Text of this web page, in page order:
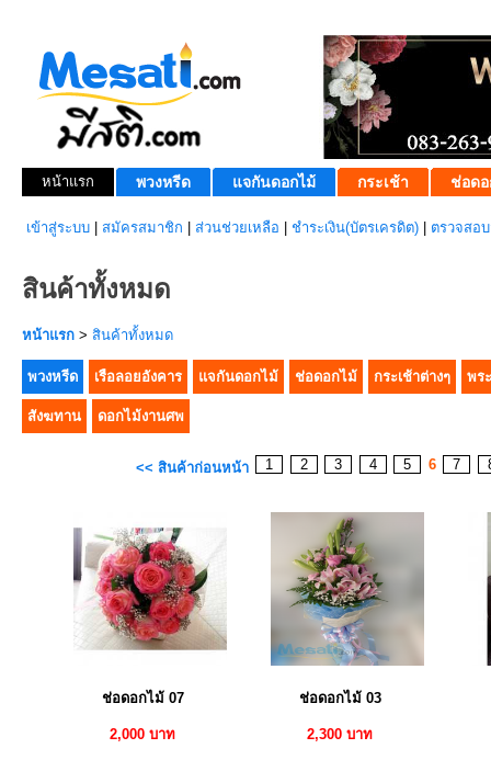
หน้าแรก พวงหรีด แจกันดอกไม้ กระเช้า ช่อดอ
เข้าสู่ระบบ สมัครสมาชิก ส่วนช่วยเหลือ ชำระเงิน(บัตรเครดิต) ตรวจสอ
สินค้าทั้งหมด
หน้าแรก > สินค้าทั้งหมด
พวงหรีด เรือลอยอังคาร แจกันดอกไม้ ช่อดอกไม้ กระเช้าต่างๆ พร
สังฆทาน ดอกไม้งานศพ
<< สินค้าก่อนหน้า 1 2 3 4 5 6 7
ช่อดอกไม้ 07
2,000 บาท
ช่อดอกไม้ 03
2,300 บาท